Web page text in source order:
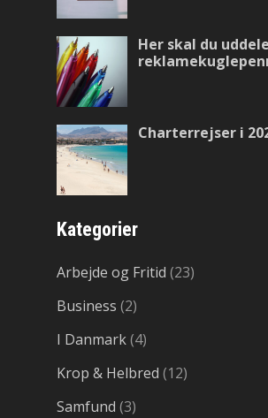
Her skal du uddele
Charterrejser i
Kategorier
Arbejde og Fritid (23)
Business (2)
I Danmark(4)
Krop & Helbred (12)
Samfund (3)